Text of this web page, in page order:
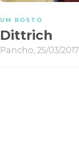
UM ROSTO
Dittrich
Pancho 25/03/2017